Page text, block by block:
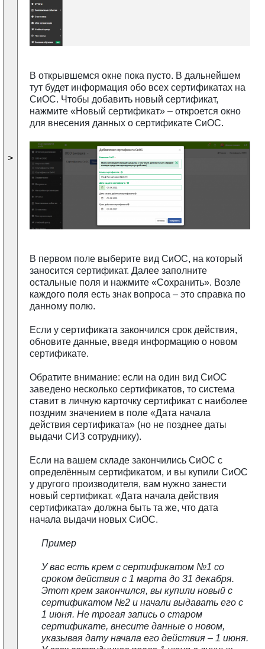
>
В открывшемся окне пока пусто. В дальнейшем
тут будет информация обо всех сертификатах на
СиОС. Чтобы добавить новый сертификат,
нажмите «Новый сертификат» – откроется окно
для внесения данных о сертификате СиОС.
В первом поле выберите вид СиОС, на который
заносится сертификат. Далее заполните
остальные поля и нажмите «Сохранить». Возле
каждого поля есть знак вопроса – это справка по
данному полю.
Если у сертификата закончился срок действия,
обновите данные, введя информацию о новом
сертификате.
Обратите внимание: если на один вид СиОС
заведено несколько сертификатов, то система
ставит в личную карточку сертификат с наиболее
поздним значением в поле «Дата начала
действия сертификата» (но не позднее даты
выдачи СИЗ сотруднику).
Если на вашем складе закончились СиОС с
определённым сертификатом, и вы купили СиОС
у другого производителя, вам нужно занести
новый сертификат. «Дата начала действия
сертификата» должна быть та же, что дата
начала выдачи новых СиОС.
Пример
У вас есть крем с сертификатом №1 со
сроком действия с 1 марта до 31 декабря.
Этот крем закончился, вы купили новый с
сертификатом №2 и начали выдавать его с
1 июня. Не трогая запись о старом
сертификате, внесите данные о новом,
указывая дату начала его действия – 1 июня.